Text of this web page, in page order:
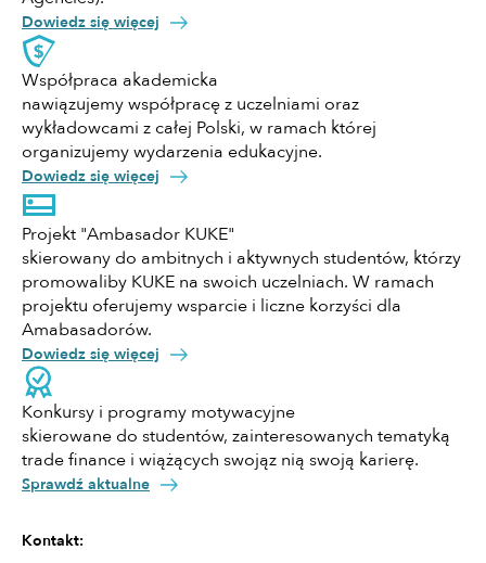
Dowiedz się więcej
Współpraca akademicka
nawiązujemy współpracę z uczelniami oraz
wykładowcami z całej Polski, w ramach której
organizujemy wydarzenia edukacyjne.
Dowiedz się więcej
Projekt "Ambasador KUKE"
skierowany do ambitnych i aktywnych studentów, którzy
promowaliby KUKE na swoich uczelniach. W ramach
projektu oferujemy wsparcie i liczne korzyści dla
Amabasadorów.
Dowiedz się więcej
Konkursy i programy motywacyjne
skierowane do studentów, zainteresowanych tematyką
trade finance i wiążących swojąz nią swoją karierę.
Sprawdź aktualne
Kontakt: